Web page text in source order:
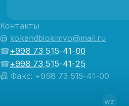
Контакты
@ kokandbiokimyo@mail.ru
☎+998 73 515-41-00
☎+998 73 515-41-25
📠 Факс: +998 73 515-41-00
wz